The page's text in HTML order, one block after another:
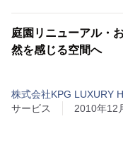
庭園リニューアル・
然を感じる空間へ
株式会社KPG LUXURY
サービス
2010年12